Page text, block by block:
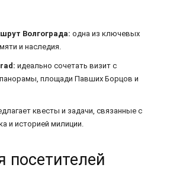
Волгограда: одна из ключевых
и наследия.
идеально сочетать визит с
площади Павших Борцов и
квесты и задачи, связанные с
и историей милиции.
посетителей